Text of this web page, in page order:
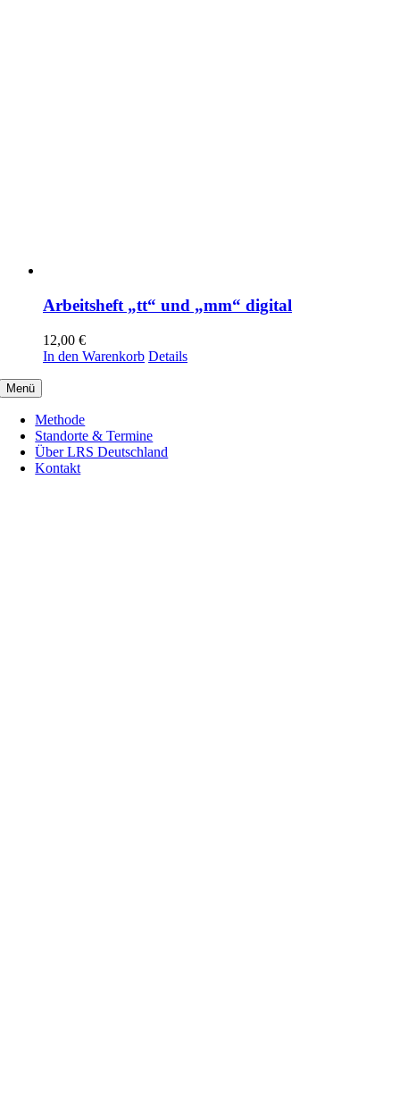
Arbeitsheft „tt“ und „mm“ digital
12,00 €
In den Warenkorb Details
Menü
Methode
Standorte & Termine
Über LRS Deutschland
Kontakt